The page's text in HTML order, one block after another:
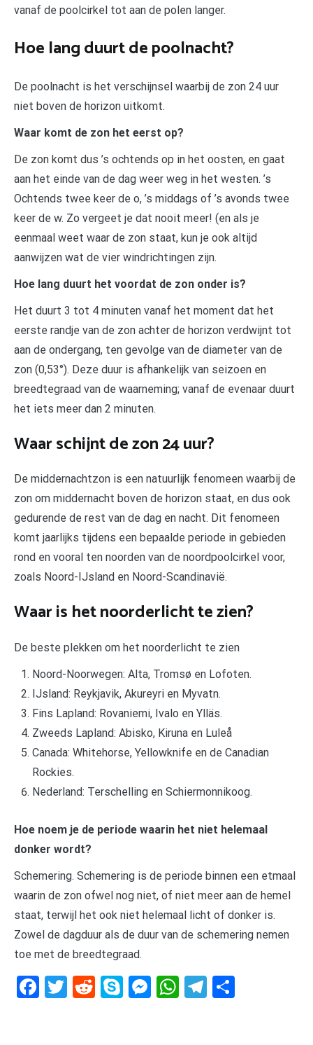
vanaf de poolcirkel tot aan de polen langer.
Hoe lang duurt de poolnacht?
De poolnacht is het verschijnsel waarbij de zon 24 uur
niet boven de horizon uitkomt.
Waar komt de zon het eerst op?
De zon komt dus ’s ochtends op in het oosten, en gaat
aan het einde van de dag weer weg in het westen. ’s
Ochtends twee keer de o, ’s middags of ’s avonds twee
keer de w. Zo vergeet je dat nooit meer! (en als je
eenmaal weet waar de zon staat, kun je ook altijd
aanwijzen wat de vier windrichtingen zijn.
Hoe lang duurt het voordat de zon onder is?
Het duurt 3 tot 4 minuten vanaf het moment dat het
eerste randje van de zon achter de horizon verdwijnt tot
aan de ondergang, ten gevolge van de diameter van de
zon (0,53°). Deze duur is afhankelijk van seizoen en
breedtegraad van de waarneming; vanaf de evenaar duurt
het iets meer dan 2 minuten.
Waar schijnt de zon 24 uur?
De middernachtzon is een natuurlijk fenomeen waarbij de
zon om middernacht boven de horizon staat, en dus ook
gedurende de rest van de dag en nacht. Dit fenomeen
komt jaarlijks tijdens een bepaalde periode in gebieden
rond en vooral ten noorden van de noordpoolcirkel voor,
zoals Noord-IJsland en Noord-Scandinavië.
Waar is het noorderlicht te zien?
De beste plekken om het noorderlicht te zien
Noord-Noorwegen: Alta, Tromsø en Lofoten.
IJsland: Reykjavik, Akureyri en Myvatn.
Fins Lapland: Rovaniemi, Ivalo en Ylläs.
Zweeds Lapland: Abisko, Kiruna en Luleå
Canada: Whitehorse, Yellowknife en de Canadian
Rockies.
Nederland: Terschelling en Schiermonnikoog.
Hoe noem je de periode waarin het niet helemaal
donker wordt?
Schemering. Schemering is de periode binnen een etmaal
waarin de zon ofwel nog niet, of niet meer aan de hemel
staat, terwijl het ook niet helemaal licht of donker is.
Zowel de dagduur als de duur van de schemering nemen
toe met de breedtegraad.
Facebook
Twitter
RedditSkypeMessenger
WhatsApp
Telegram